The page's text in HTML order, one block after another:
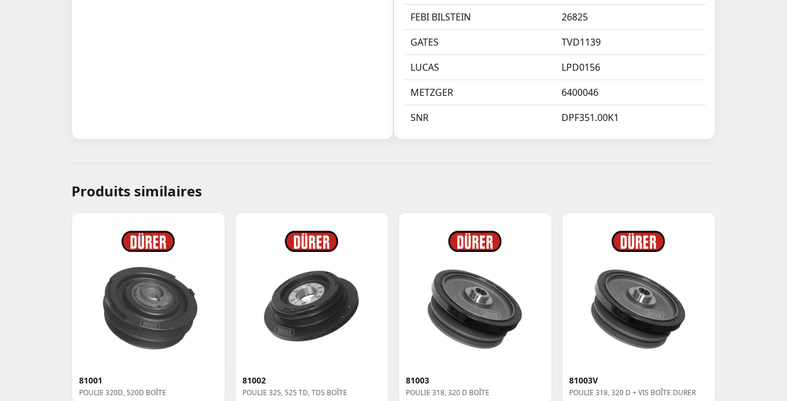
FEBI BILSTEIN
26825
GATES
TVD1139
LUCAS
LPD0156
METZGER
6400046
SNR
DPF351.00K1
Produits similaires
81001
POULIE 320D, 520D BOÎTE
81002
POULIE 325, 525 TD, TDS BOÎTE
81003
POULIE 318, 320 D BOÎTE
81003V
POULIE 318, 320 D + VIS BOÎTE DURER